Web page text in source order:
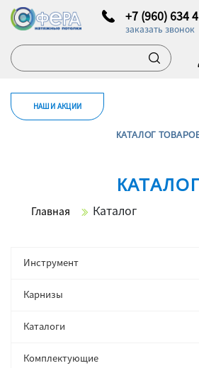
+7 (960) 634
заказать звонок
НАШИ АКЦИИ
КАТАЛОГ
Главная Каталог
Инструмент
Карнизы
Каталоги
Комплектующие